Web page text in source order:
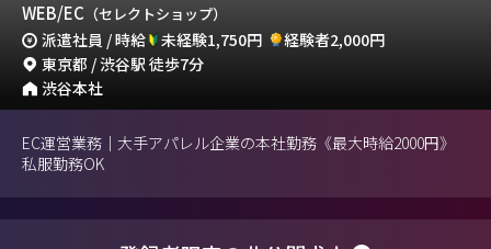
WEB/EC （セレクトショップ）
派遣社員 / 時給 未経験1,750円
経験者2,000円
東京都 / 渋谷駅 徒歩7分
渋谷本社
EC運営業務｜大手アパレル企業の本社勤務《最大時給2000円》
私服勤務OK